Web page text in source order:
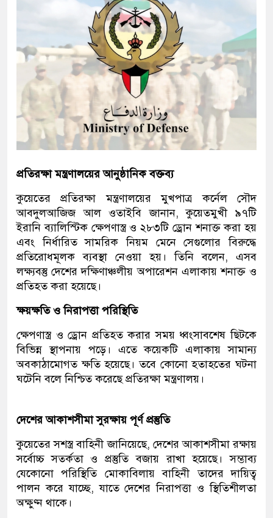
প্রতিরক্ষা মন্ত্রণালয়ের আনুষ্ঠানিক বক্তব্য
কুয়েতের প্রতিরক্ষা মন্ত্রণালয়ের মুখপাত্র কর্নেল সৌদ
আবদুলআজিজ আল ওতাইবি জানান, কুয়েতমুখী ৯৭টি
ইরানি ব্যালিস্টিক ক্ষেপণাস্ত্র ও ২৮৩টি ড্রোন শনাক্ত করা হয়
এবং নির্ধারিত সামরিক নিয়ম মেনে সেগুলোর বিরুদ্ধে
প্রতিরোধমূলক ব্যবস্থা নেওয়া হয়। তিনি বলেন, এসব
লক্ষ্যবস্তু দেশের দক্ষিণাঞ্চলীয় অপারেশন এলাকায় শনাক্ত ও
প্রতিহত করা হয়েছে।
ক্ষয়ক্ষতি ও নিরাপত্তা পরিস্থিতি
ক্ষেপণাস্ত্র ও ড্রোন প্রতিহত করার সময় ধ্বংসাবশেষ ছিটকে
বিভিন্ন স্থাপনায় পড়ে। এতে কয়েকটি এলাকায় সামান্য
অবকাঠামোগত ক্ষতি হয়েছে। তবে কোনো হতাহতের ঘটনা
ঘটেনি বলে নিশ্চিত করেছে প্রতিরক্ষা মন্ত্রণালয়।
দেশের আকাশসীমা সুরক্ষায় পূর্ণ প্রস্তুতি
কুয়েতের সশস্ত্র বাহিনী জানিয়েছে, দেশের আকাশসীমা রক্ষায়
সর্বোচ্চ সতর্কতা ও প্রস্তুতি বজায় রাখা হয়েছে। সম্ভাব্য
যেকোনো পরিস্থিতি মোকাবিলায় বাহিনী তাদের দায়িত্ব
পালন করে যাচ্ছে, যাতে দেশের নিরাপত্তা ও স্থিতিশীলতা
অক্ষুণ্ন থাকে।